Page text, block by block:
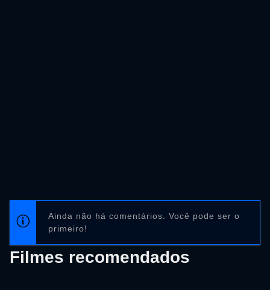
Ainda não há comentários. Você pode ser o
primeiro!
Filmes recomendados